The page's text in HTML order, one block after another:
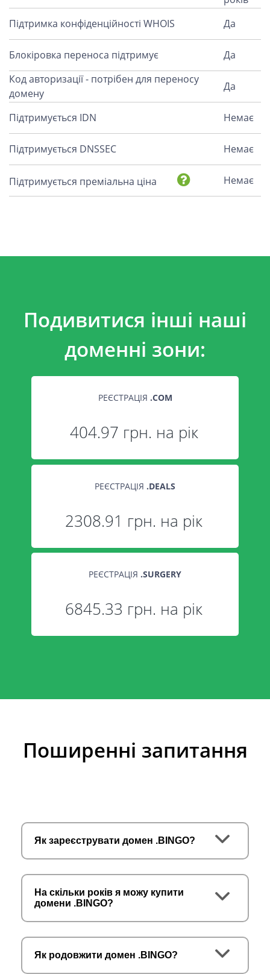
Підтримка конфіденційності WHOIS
Да
Блокіровка переноса підтримує
Да
Код авторизації - потрібен для переносу
домену
Да
Підтримується IDN Немає
Підтримується DNSSEC Немає
Підтримується преміальна ціна Немає
Подивитися інші наші
доменні зони:
РЕЄСТРАЦІЯ .COM
404.97 грн. на рік
РЕЄСТРАЦІЯ .DEALS
2308.91 грн. на рік
РЕЄСТРАЦІЯ .SURGERY
6845.33 грн. на рік
Поширенні запитання
Як зареєструвати домен .BINGO?
На скільки років я можу купити
домени .BINGO?
Як родовжити домен .BINGO?